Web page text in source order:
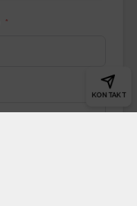
KONTAKT